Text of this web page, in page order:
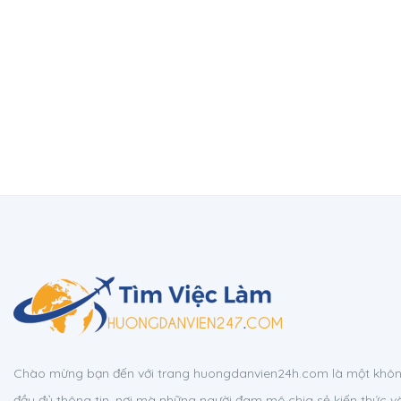
Chào mừng bạn đến với trang huongdanvien24h.com là một